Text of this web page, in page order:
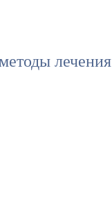
лечения